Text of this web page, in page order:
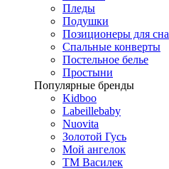
Пледы
Подушки
Позиционеры для сна
Спальные конверты
Постельное белье
Простыни
Популярные бренды
Kidboo
Labeillebaby
Nuovita
Золотой Гусь
Мой ангелок
ТМ Василек